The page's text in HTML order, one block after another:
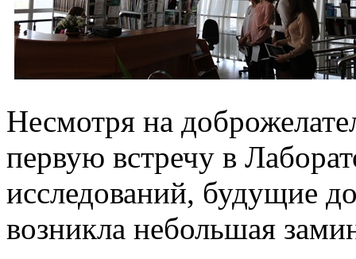
Несмотря на
первую встречу в
исследований, будущие
возникла небольшая